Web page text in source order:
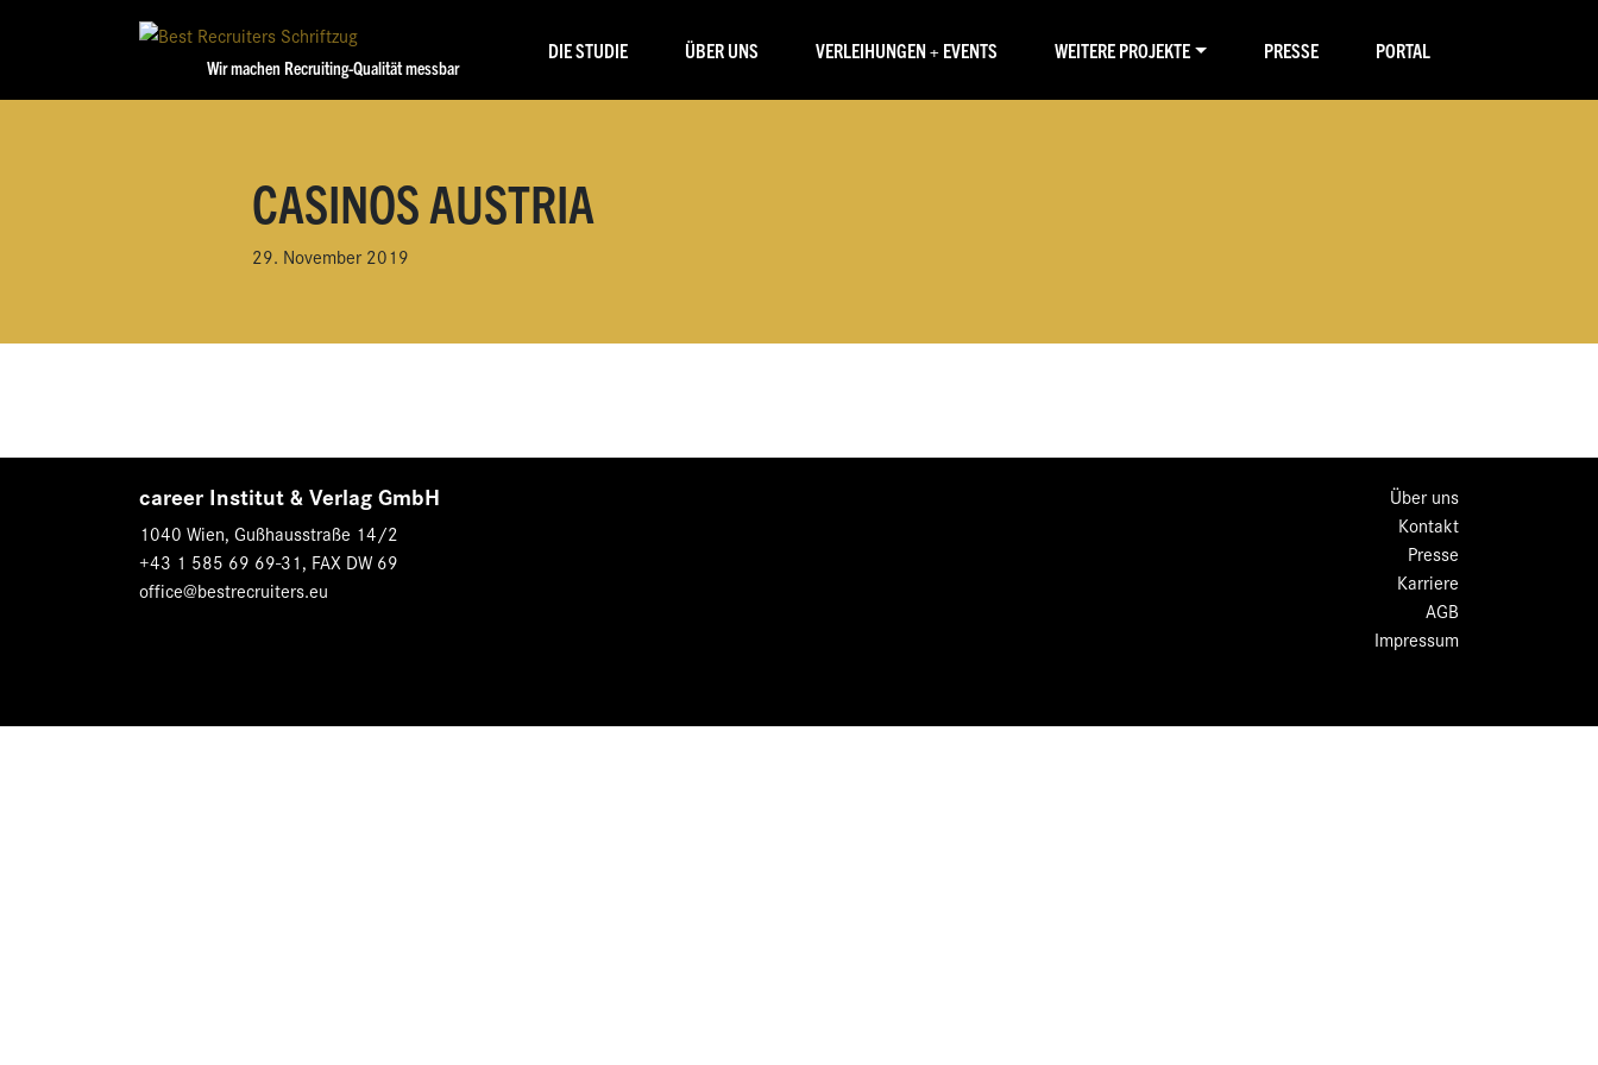
Wir machen Recruiting-Qualität messbar
DIE STUDIE ÜBER UNS VERLEIHUNGEN + EVENTS WEITERE PROJEKTE PRESSE PORTAL
CASINOS AUSTRIA
29. November 2019
career Institut & Verlag GmbH
1040 Wien, Gußhausstraße 14/2
+43 1 585 69 69-31, FAX DW 69
office@bestrecruiters.eu
Über uns
Kontakt
Presse
Karriere
AGB
Impressum